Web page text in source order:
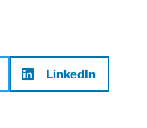
LinkedIn